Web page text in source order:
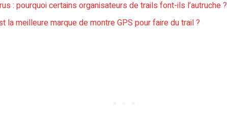
: pourquoi certains organisateurs de trails font-ils l’autruche ?
la meilleure marque de montre GPS pour faire du trail ?